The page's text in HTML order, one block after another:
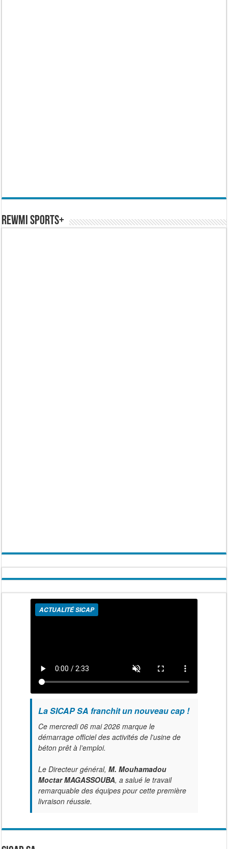
REWMI SPORTS+
ACTUALITÉ SICAP
La SICAP SA franchit un nouveau cap !
Ce mercredi 06 mai 2026 marque le
démarrage officiel des activités de l'usine de
béton prêt à l’emploi.
Le Directeur général, M. Mouhamadou
Moctar MAGASSOUBA, a salué le travail
remarquable des équipes pour cette première
livraison réussie.